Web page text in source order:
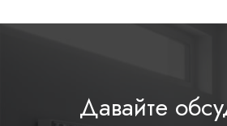
Давайте